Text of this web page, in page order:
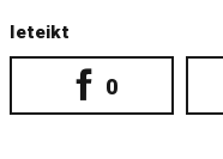
Ieteikt
0